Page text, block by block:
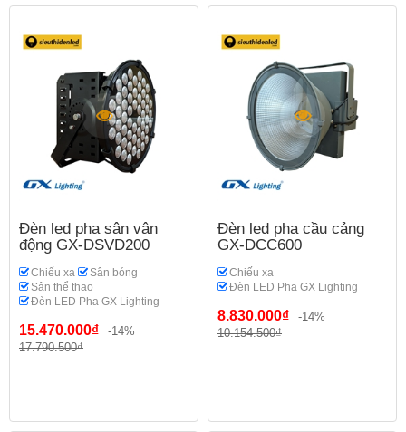
Đèn led pha sân vận
động GX-DSVD200
Chiếu xa
Sân bóng
Sân thể thao
Đèn LED Pha GX Lighting
15.470.000₫
-14%
17.790.500₫
Đèn led pha cầu cảng
GX-DCC600
Chiếu xa
Đèn LED Pha GX Lighting
8.830.000₫
-14%
10.154.500₫